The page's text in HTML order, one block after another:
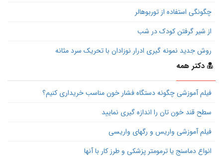
چگونگی استفاده از توربوهالر
از شیر گرفتن کودک در شب
روش جدید نمونه گیری ادرار نوزادان با تحریک سرد مثانه
دکتر همه
فیلم آموزشی چگونه دستگاه فشار خون مناسب خریداری کنیم؟
سطح قند خون تان را اندازه گیری نمایید
فیلم آموزشی واریس و رگهای واریسی
انواع دماسنج یا ترمومتر پزشکی و طرز کار با آنها